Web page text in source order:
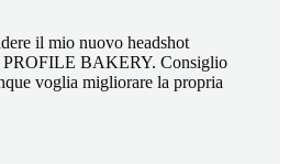
il mio nuovo headshot
PROFILE BAKERY. Consiglio
voglia migliorare la propria